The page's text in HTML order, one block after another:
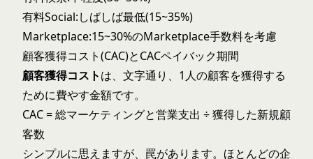
有料Social:しばしば最低(15~35%)
Marketplace:15~30%のMarketplace手数料を考慮
顧客獲得コスト(CAC)とCACペイバック期間
顧客獲得コストは、文字通り、1人の顧客を獲得する
ために費やす金額です。
CAC = 総マーケティングと営業支出 ÷ 獲得した新規顧
客数
シンプルに思えますが、罠があります。ほとんどの企